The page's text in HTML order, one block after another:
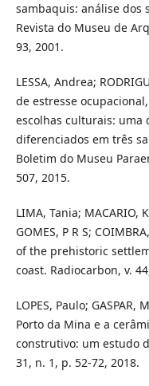
sambaquis: análise dos
Revista do Museu de
93, 2001.
LESSA, Andrea;
de estresse
escolhas culturais: uma
diferenciados em três
Boletim do Museu
507, 2015.
LIMA, Tania; MACARIO,
GOMES, P R S;
of the prehistoric
coast. Radiocarbon, v.
LOPES, Paulo;
Porto da Mina e a
construtivo: um estudo
31, n. 1, p. 52-72, 2018.